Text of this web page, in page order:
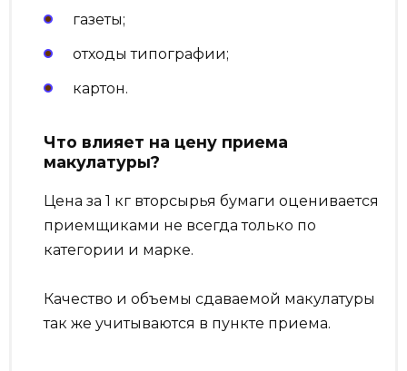
газеты;
отходы типографии;
картон.
Что влияет на цену приема
макулатуры?
Цена за 1 кг вторсырья бумаги оценивается
приемщиками не всегда только по
категории и марке.
Качество и объемы сдаваемой макулатуры
так же учитываются в пункте приема.